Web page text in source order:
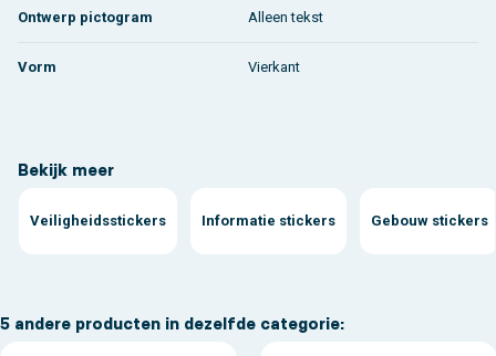
Ontwerp pictogram Alleen tekst
Vorm Vierkant
Bekijk meer
Veiligheidsstickers Informatie stickers Gebouw stickers
5 andere producten in dezelfde categorie: